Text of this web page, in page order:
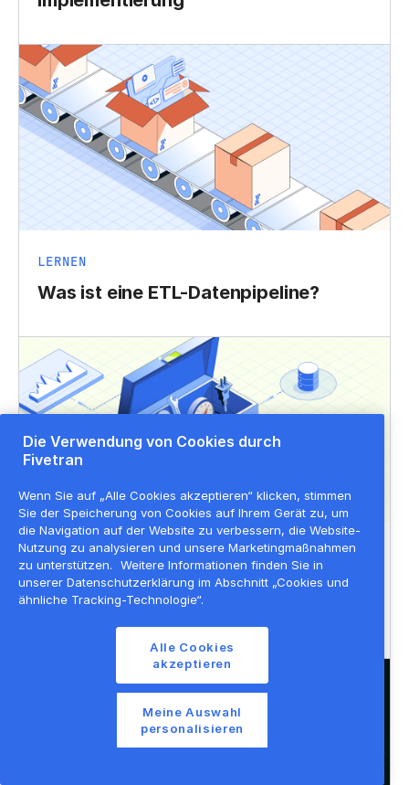
LERNEN
Was ist eine ETL-Datenpipeline?
LERNEN
Die 9 besten Datenintegrations-
plattformen des Jahres 2023
Die Verwendung von Cookies durch
Fivetran
Wenn Sie auf „Alle Cookies akzeptieren“ klicken, stimmen
Sie der Speicherung von Cookies auf Ihrem Gerät zu, um
die Navigation auf der Website zu verbessern, die Website-
Nutzung zu analysieren und unsere Marketingmaßnahmen
zu unterstützen.
Weitere Informationen finden Sie in
unserer Datenschutzerklärung im Abschnitt „Cookies und
ähnliche Tracking-Technologie“.
Alle Cookies
akzeptieren
Meine Auswahl
personalisieren